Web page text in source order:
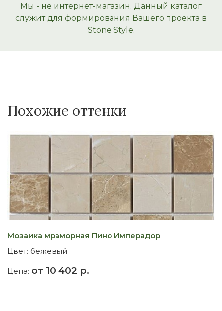
Мы - не интернет-магазин. Данный каталог
служит для формирования Вашего проекта в
Stone Style.
Похожие оттенки
Мозаика мраморная Пино Имперадор
Цвет: бежевый
Цена: от 10 402 р.